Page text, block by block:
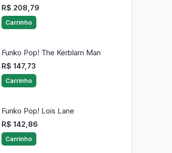
R$ 208,79
Carrinho
Funko Pop! The Kerblam Man
R$ 147,73
Carrinho
Funko Pop! Lois Lane
R$ 142,86
Carrinho